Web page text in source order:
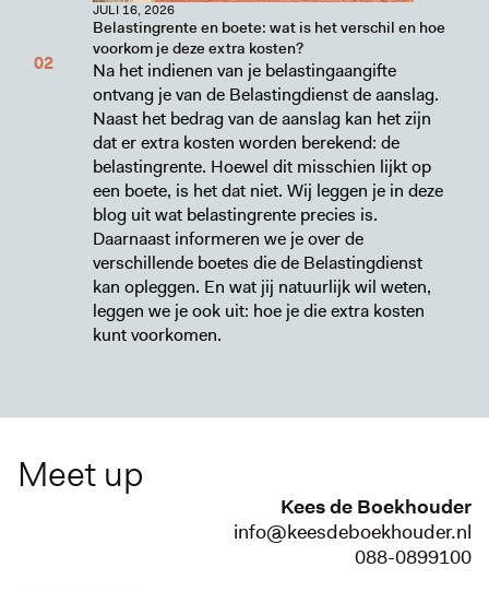
JULI 16, 2026
Belastingrente en boete: wat is het verschil en hoe
voorkom je deze extra kosten?
Na het indienen van je belastingaangifte
ontvang je van de Belastingdienst de aanslag.
Naast het bedrag van de aanslag kan het zijn
dat er extra kosten worden berekend: de
belastingrente. Hoewel dit misschien lijkt op
een boete, is het dat niet. Wij leggen je in deze
blog uit wat belastingrente precies is.
Daarnaast informeren we je over de
verschillende boetes die de Belastingdienst
kan opleggen. En wat jij natuurlijk wil weten,
leggen we je ook uit: hoe je die extra kosten
kunt voorkomen.
Meet up
Kees de Boekhouder
info@keesdeboekhouder.nl
088-0899100